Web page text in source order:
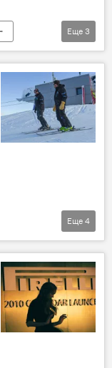
Еще 3
Международная федерация лыжного альпинизма (ISMF)
Еще 4